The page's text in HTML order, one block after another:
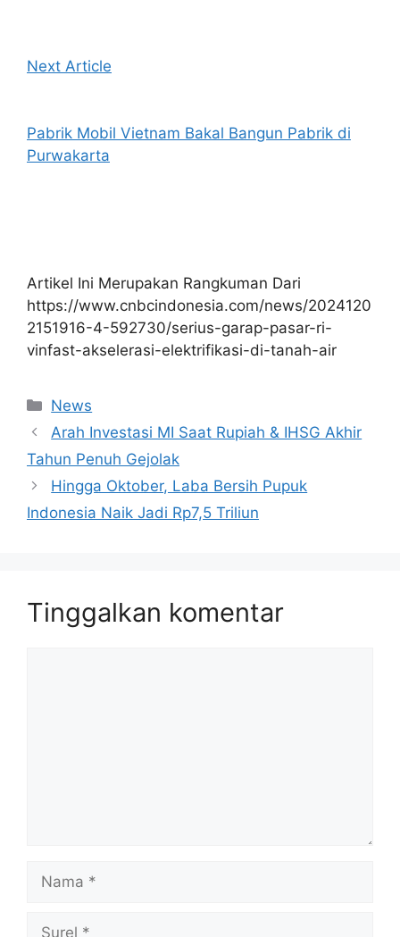
Next Article
Pabrik Mobil Vietnam Bakal Bangun Pabrik di
Purwakarta
Artikel Ini Merupakan Rangkuman Dari
https://www.cnbcindonesia.com/news/2024120
2151916-4-592730/serius-garap-pasar-ri-
vinfast-akselerasi-elektrifikasi-di-tanah-air
Kategori
News
Arah Investasi MI Saat Rupiah & IHSG Akhir
Tahun Penuh Gejolak
Hingga Oktober, Laba Bersih Pupuk
Indonesia Naik Jadi Rp7,5 Triliun
Tinggalkan komentar
Nama
Surel